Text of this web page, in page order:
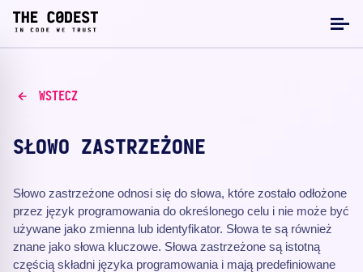
WSTECZ
SŁOWO ZASTRZEŻONE
Słowo zastrzeżone odnosi się do słowa, które zostało odłożone
przez język programowania do określonego celu i nie może być
używane jako zmienna lub identyfikator. Słowa te są również
znane jako słowa kluczowe. Słowa zastrzeżone są istotną
częścią składni języka programowania i mają predefiniowane